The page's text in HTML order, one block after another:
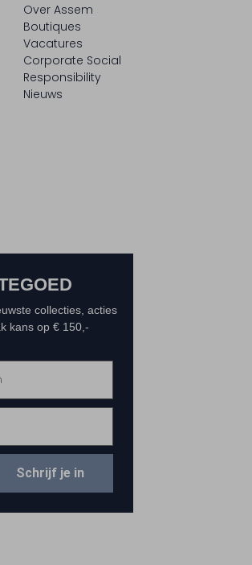
Over Assem
Boutiques
Vacatures
Corporate Social
Responsibility
Nieuws
collecties, acties
kans op € 150,-
Schrijf je in